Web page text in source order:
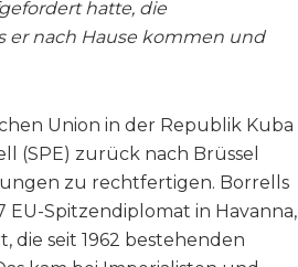
hatte, die
er nach Hause kommen und
Union in der Republik Kuba
(SPE) zurück nach Brüssel
zu rechtfertigen. Borrells
EU-Spitzendiplomat in Havanna,
die seit 1962 bestehenden